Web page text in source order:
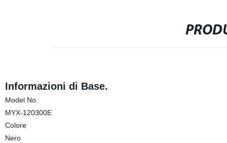
Informazioni di Base.
Model No.
MYX-120300E
Colore
Nero